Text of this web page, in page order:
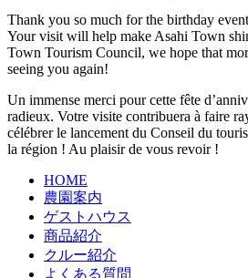
Thank you so much for the birthday
Your visit will help make Asahi Town
Town Tourism Council, we hope that
seeing you again!
Un immense merci pour cette fête
radieux. Votre visite contribuera à faire
célébrer le lancement du Conseil du
la région ! Au plaisir de vous revoir !
HOME
農園案内
ゲストハウス
商品紹介
クルー紹介
よくある質問